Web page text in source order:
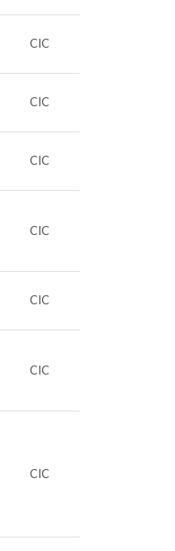
CIC
CIC
CIC
CIC
CIC
CIC
CIC